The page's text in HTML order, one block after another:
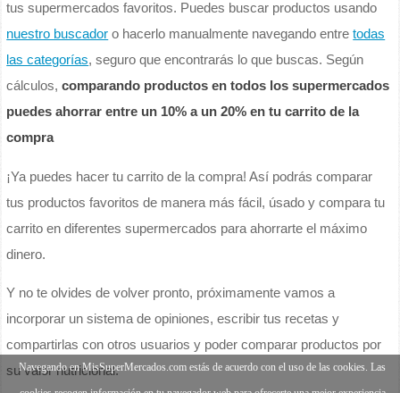
tus supermercados favoritos. Puedes buscar productos usando
nuestro buscador o hacerlo manualmente navegando entretodas
las categorías, seguro que encontrarás lo que buscas. Según
cálculos,comparando productos en todos los supermercados
puedes ahorrar entre un 10% a un 20% en tu carrito de la
compra
¡Ya puedes hacer tu carrito de la compra! Así podrás comparar
tus productos favoritos de manera más fácil, úsado y compara tu
carrito en diferentes supermercados para ahorrarte el máximo
dinero.
Y no te olvides de volver pronto, próximamente vamos a
incorporar un sistema de opiniones, escribir tus recetas y
compartirlas con otros usuarios y poder comparar productos por
su valor nutricional.
Navegando en MisSuperMercados.com estás de acuerdo con el uso de las cookies. Las